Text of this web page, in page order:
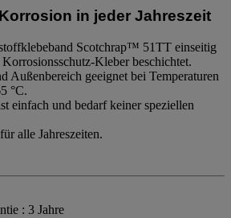
in jeder Jahreszeit
Scotchrap™ 51TT einseitig
Kleber beschichtet.
Außenbereich geeignet bei Temperaturen
°C.
einfach und bedarf keiner speziellen
alle Jahreszeiten.
: 3 Jahre